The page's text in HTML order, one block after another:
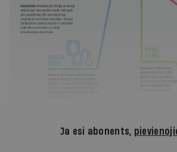
Ja esi abonents,